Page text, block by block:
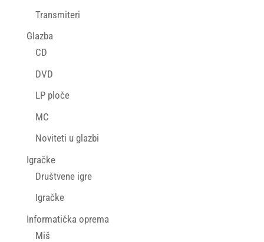
Transmiteri
Glazba
CD
DVD
LP ploče
MC
Noviteti u glazbi
Igračke
Društvene igre
Igračke
Informatička oprema
Miš